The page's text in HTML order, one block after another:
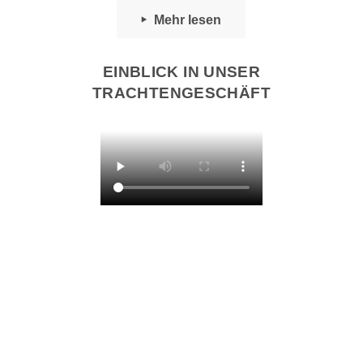
Mehr lesen
EINBLICK IN UNSER
TRACHTENGESCHÄFT